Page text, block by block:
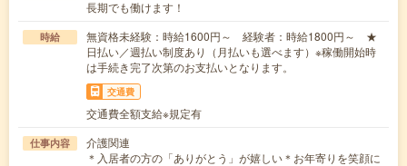
長期でも働けます！
時給
無資格未経験：時給1600円～ 経験者：時給1800円～ ★
日払い／週払い制度あり（月払いも選べます）※稼働開始時
は手続き完了次第のお支払いとなります。
交通費
交通費全額支給※規定有
仕事内容
介護関連
＊入居者の方の「ありがとう」が嬉しい＊お年寄りを笑顔に